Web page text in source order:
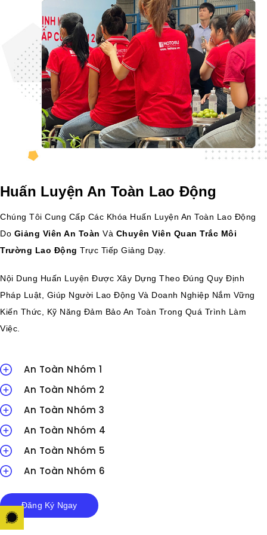
Huấn Luyện An Toàn Lao Động
Chúng Tôi Cung Cấp Các Khóa Huấn Luyện An Toàn Lao Động
Do Giảng Viên An Toàn Và Chuyên Viên Quan Trắc Môi
Trường Lao Động Trực Tiếp Giảng Dạy.
Nội Dung Huấn Luyện Được Xây Dựng Theo Đúng Quy Định
Pháp Luật, Giúp Người Lao Động Và Doanh Nghiệp Nắm Vững
Kiến Thức, Kỹ Năng Đảm Bảo An Toàn Trong Quá Trình Làm
Việc.
An Toàn Nhóm 1
An Toàn Nhóm 2
An Toàn Nhóm 3
An Toàn Nhóm 4
An Toàn Nhóm 5
An Toàn Nhóm 6
Đăng Ký Ngay